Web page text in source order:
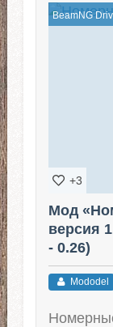
BeamNG
+3
Мод
версия
- 0.26)
Mododel